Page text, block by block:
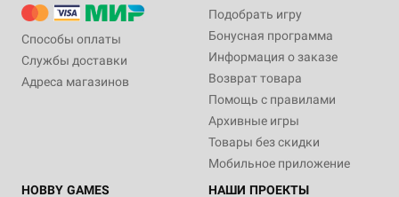
Способы оплаты
Службы доставки
Адреса магазинов
Подобрать игру
Бонусная программа
Информация о заказе
Возврат товара
Помощь с правилами
Архивные игры
Товары без скидки
Мобильное приложение
HOBBY GAMES
НАШИ ПРОЕКТЫ